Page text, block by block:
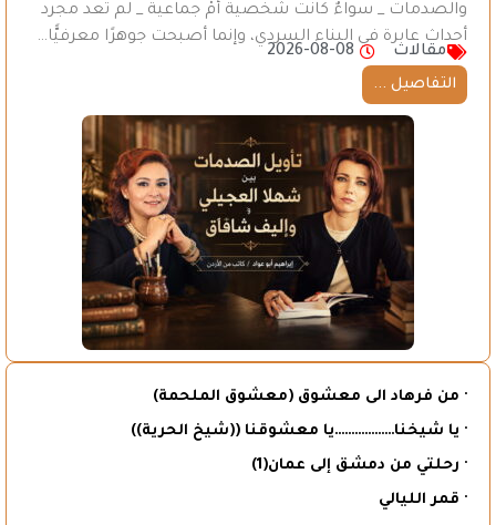
والصدمات _ سواءٌ كانت شخصية أمْ جماعية _ لم تعد مجرد
أحداث عابرة في البناء السردي، وإنما أصبحت جوهرًا معرفيًّا…
مقالات
2026-08-08
التفاصيل ...
· من فرهاد الى معشوق (معشوق الملحمة)
· يا شيخنا………………يا معشوقنا ((شيخ الحرية))
· رحلتي من دمشق إلى عمان(1)
· قمر الليالي